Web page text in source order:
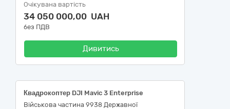
Очікувана вартість
34 050 000,00 UAH
без ПДВ
Дивитись
Квадрокоптер DJI Mavic 3 Enterprise
Військова частина 9938 Державної